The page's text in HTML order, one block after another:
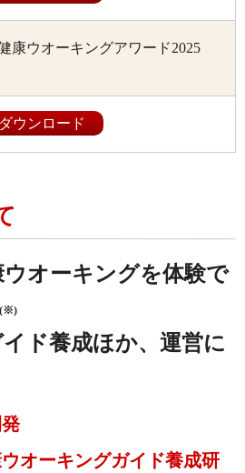
康ウオーキングアワード2025
ダウンロード
オーキングを体験で
(※)
ド養成ほか、運営に
オーキングガイド養成研